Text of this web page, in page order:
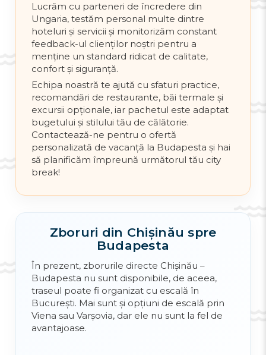
Lucrăm cu parteneri de încredere din
Ungaria, testăm personal multe dintre
hoteluri și servicii și monitorizăm constant
feedback-ul clienților noștri pentru a
menține un standard ridicat de calitate,
confort și siguranță.
Echipa noastră te ajută cu sfaturi practice,
recomandări de restaurante, băi termale și
excursii opționale, iar pachetul este adaptat
bugetului și stilului tău de călătorie.
Contactează-ne pentru o ofertă
personalizată de vacanță la Budapesta și hai
să planificăm împreună următorul tău city
break!
Zboruri din Chișinău spre
Budapesta
În prezent, zborurile directe Chișinău –
Budapesta nu sunt disponibile, de aceea,
traseul poate fi organizat cu escală în
București. Mai sunt și opțiuni de escală prin
Viena sau Varșovia, dar ele nu sunt la fel de
avantajoase.